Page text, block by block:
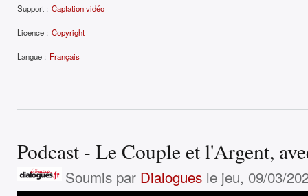
Support : Captation vidéo
Licence : Copyright
Langue : Français
Podcast - Le Couple et l'Argent,
Soumis par Dialoguesle jeu, 09/03/